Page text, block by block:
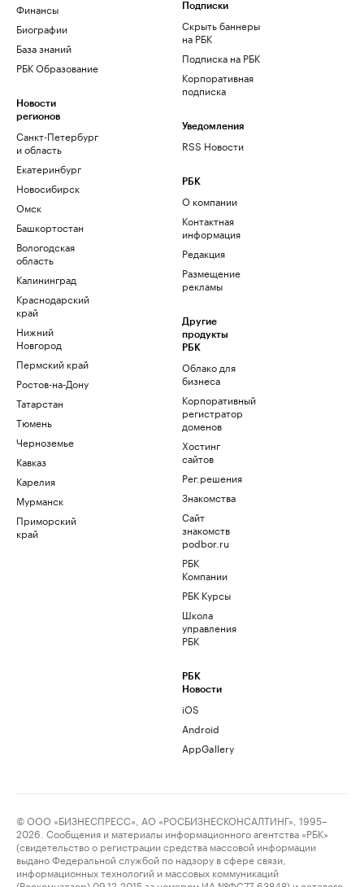
Финансы
Биографии
База знаний
РБК Образование
Новости
регионов
Санкт-Петербург
и область
Екатеринбург
Новосибирск
Омск
Башкортостан
Вологодская
область
Калининград
Краснодарский
край
Нижний
Новгород
Пермский край
Ростов-на-Дону
Татарстан
Тюмень
Черноземье
Кавказ
Карелия
Мурманск
Приморский
край
Подписки
Скрыть баннеры
на РБК
Подписка на РБК
Корпоративная
подписка
Уведомления
RSS Новости
РБК
О компании
Контактная
информация
Редакция
Размещение
рекламы
Другие
продукты
РБК
Облако для
бизнеса
Корпоративный
регистратор
доменов
Хостинг
сайтов
Рег.решения
Знакомства
Сайт
знакомств
podbor.ru
РБК
Компании
РБК Курсы
Школа
управления
РБК
РБК
Новости
iOS
Android
AppGallery
© ООО «БИЗНЕСПРЕСС», АО «РОСБИЗНЕСКОНСАЛТИНГ», 1995–
2026. Сообщения и материалы информационного агентства «РБК»
(свидетельство о регистрации средства массовой информации
выдано Федеральной службой по надзору в сфере связи,
информационных технологий и массовых коммуникаций